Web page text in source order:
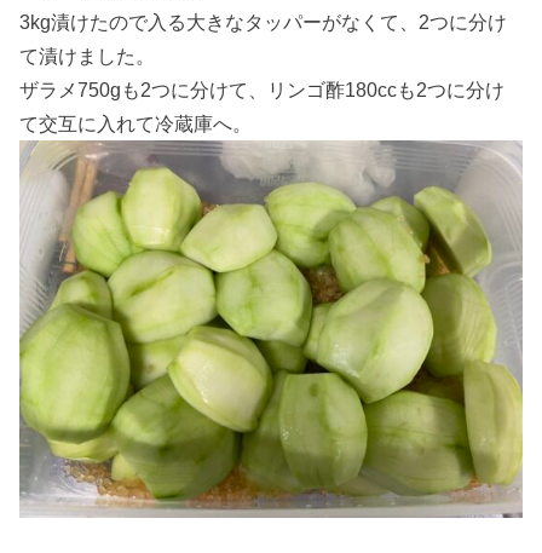
3kg漬けたので入る大きなタッパーがなくて、2つに分け
て漬けました。
ザラメ750gも2つに分けて、リンゴ酢180ccも2つに分け
て交互に入れて冷蔵庫へ。